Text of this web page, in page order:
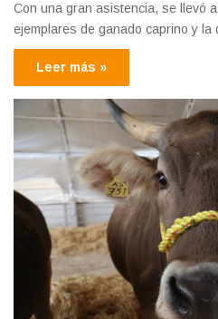
Con una gran asistencia, se llevó
ejemplares de ganado caprino y
Leer más »